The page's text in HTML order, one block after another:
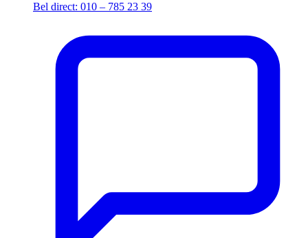
Bel direct: 010 – 785 23 39